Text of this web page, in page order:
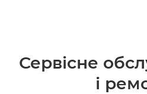
Сервісне
і